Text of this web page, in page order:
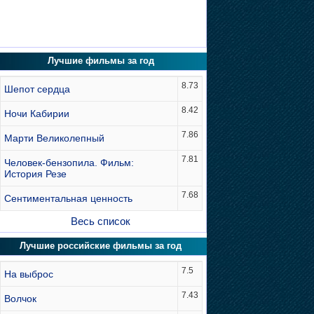
Лучшие фильмы за год
Шепот сердца 8.73
Ночи Кабирии 8.42
Марти Великолепный 7.86
Человек-бензопила. Фильм:
История Резе
7.81
Сентиментальная ценность 7.68
Весь список
Лучшие российские фильмы за год
На выброс 7.5
Волчок 7.43